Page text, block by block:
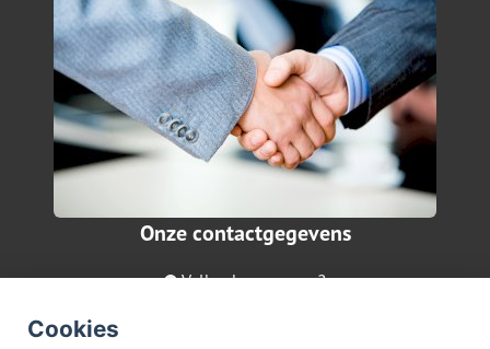
Cookies
Onze contactgegevens
Valkenburgerweg 2